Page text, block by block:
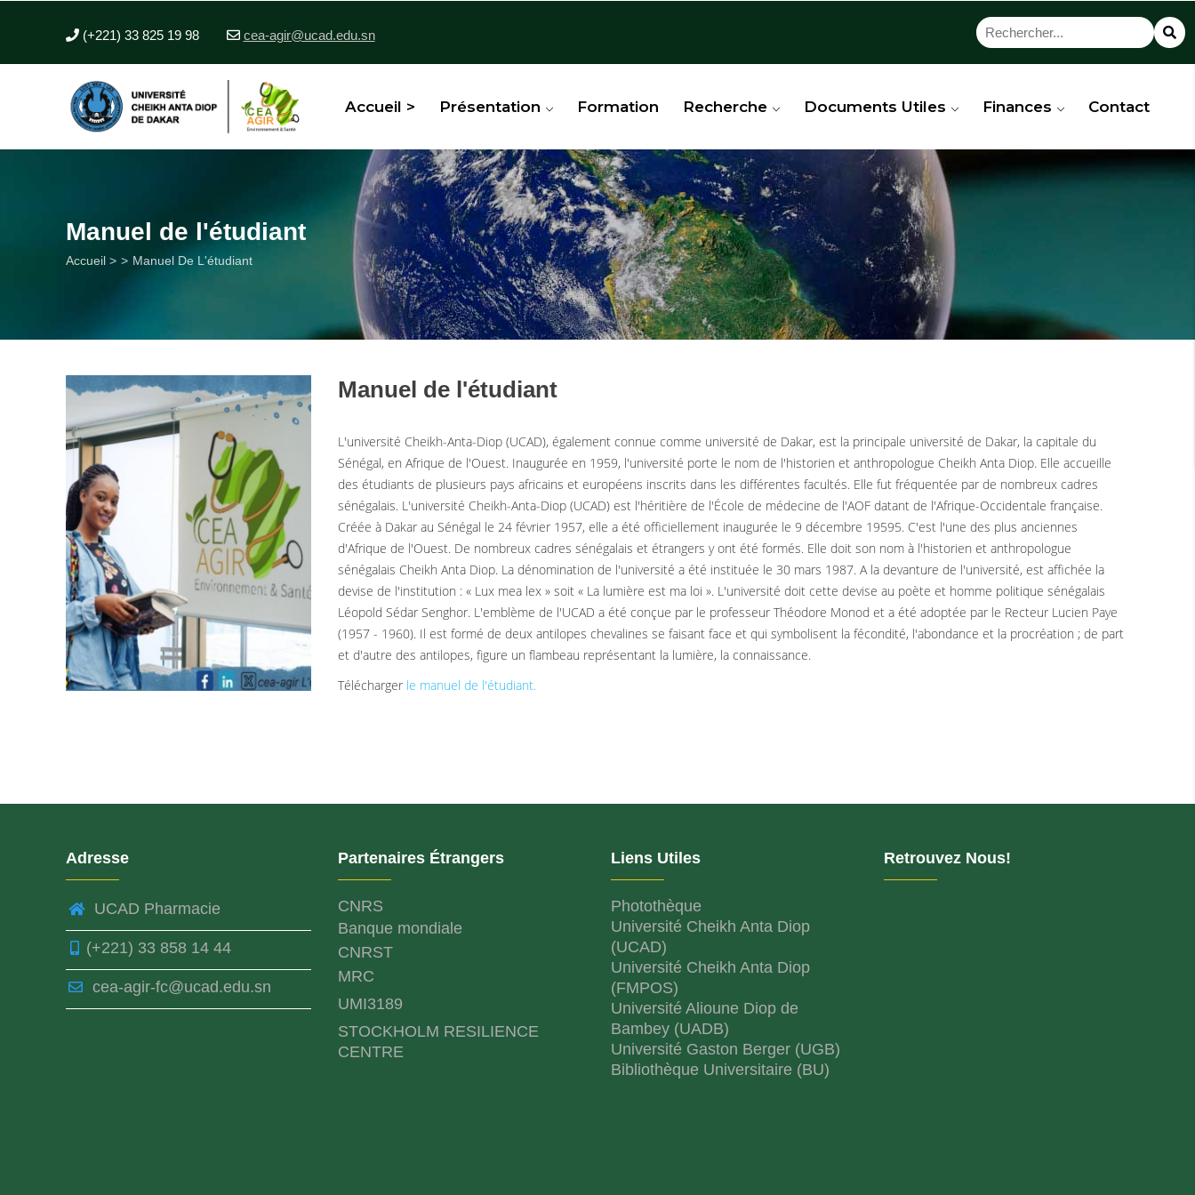
(+221) 33 825 19 98 cea-agir@ucad.edu.sn
Accueil > Présentation Formation Recherche Documents Utiles Finances Contact
Manuel de l'étudiant
Fil
Accueil > Manuel De L'étudiant
Manuel de l'étudiant
L'université Cheikh-Anta-Diop (UCAD), également connue comme université de Dakar, est la principale université de Dakar, la capitale du
Sénégal, en Afrique de l'Ouest. Inaugurée en 1959, l'université porte le nom de l'historien et anthropologue Cheikh Anta Diop. Elle accueille
des étudiants de plusieurs pays africains et européens inscrits dans les différentes facultés. Elle fut fréquentée par de nombreux cadres
sénégalais. L'université Cheikh-Anta-Diop (UCAD) est l'héritière de l'École de médecine de l'AOF datant de l'Afrique-Occidentale française.
Créée à Dakar au Sénégal le 24 février 1957, elle a été officiellement inaugurée le 9 décembre 19595. C'est l'une des plus anciennes
d'Afrique de l'Ouest. De nombreux cadres sénégalais et étrangers y ont été formés. Elle doit son nom à l'historien et anthropologue
sénégalais Cheikh Anta Diop. La dénomination de l'université a été instituée le 30 mars 1987. A la devanture de l'université, est affichée la
devise de l'institution : « Lux mea lex » soit « La lumière est ma loi ». L'université doit cette devise au poète et homme politique sénégalais
Léopold Sédar Senghor. L'emblème de l'UCAD a été conçue par le professeur Théodore Monod et a été adoptée par le Recteur Lucien Paye
(1957 - 1960). Il est formé de deux antilopes chevalines se faisant face et qui symbolisent la fécondité, l'abondance et la procréation ; de part
et d'autre des antilopes, figure un flambeau représentant la lumière, la connaissance.
Télécharger le manuel de l'étudiant.
Adresse
UCAD Pharmacie
(+221) 33 858 14 44
cea-agir-fc@ucad.edu.sn
Partenaires Étrangers
CNRS
Banque mondiale
CNRST
MRC
UMI3189
STOCKHOLM RESILIENCE
CENTRE
Liens Utiles
Photothèque
Université Cheikh Anta Diop
(UCAD)
Université Cheikh Anta Diop
(FMPOS)
Université Alioune Diop de
Bambey (UADB)
Université Gaston Berger (UGB)
Bibliothèque Universitaire (BU)
Retrouvez Nous!